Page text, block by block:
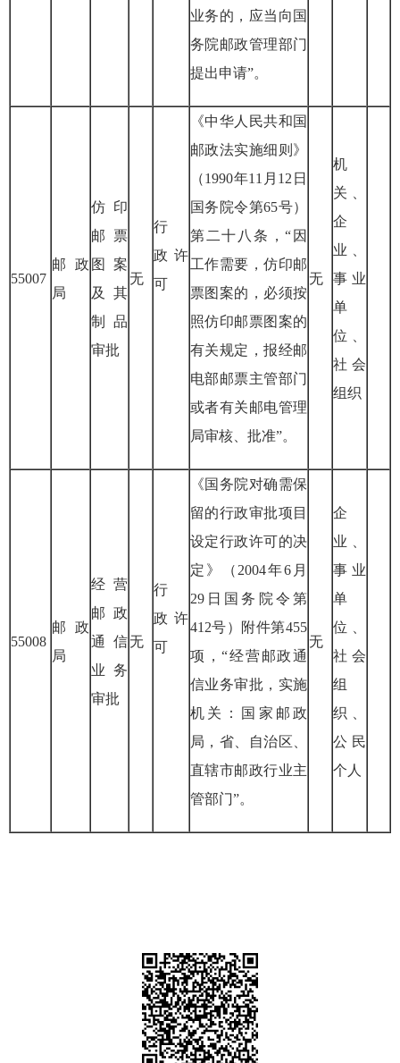
业务的，应当向国
务院邮政管理部门
提出申请”。
55007
邮政
局
仿印
邮票
图案
及其
制品
审批
无
行
政 许
可
《中华人民共和国
邮政法实施细则》
（1990年11 月 12 日
国务院令第65号）
第二十八条，“因
工作需要，仿印邮
票图案的，必须按
照仿印邮票图案的
有关规定，报经邮
电部邮票主管部门
或者有关邮电管理
局审核、批准”。
无
机
关、
企
业、
事业
单
位、
社会
组织
55008
邮政
局
经营
邮政
通信
业务
审批
无
行
政 许
可
《国务院对确需保
留的行政审批项目
设定行政许可的决
定》（2004年6 月
29日国务院令第
412号）附件第455
项，“经营邮政通
信业务审批，实施
机关：国家邮政
局，省、自治区、
直辖市邮政行业主
管部门”。
无
企
业、
事业
单
位、
社会
组
织、
公民
个人